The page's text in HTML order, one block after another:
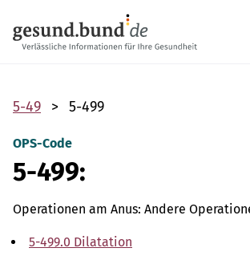
5-49 5-499
OPS-Code
5-499:
Operationen am Anus: Andere
5-499.0 Dilatation